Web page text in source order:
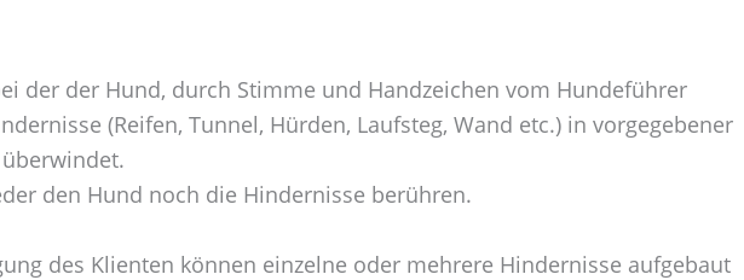
der der Hund, durch Stimme und Handzeichen vom Hundeführer
(Reifen, Tunnel, Hürden, Laufsteg, Wand etc.) in vorgegebener
den Hund noch die Hindernisse berühren.
des Klienten können einzelne oder mehrere Hindernisse aufgebaut